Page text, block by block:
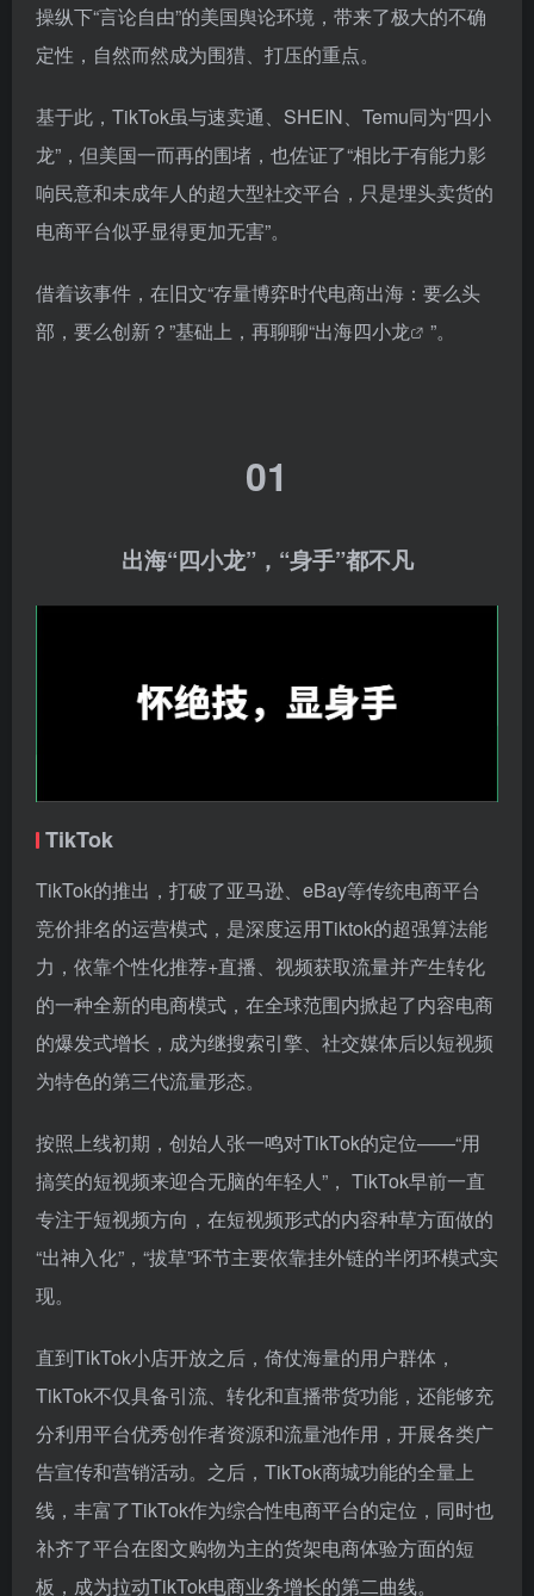
操纵下“言论自由”的美国舆论环境，带来了极大的不确
定性，自然而然成为围猎、打压的重点。
基于此，TikTok虽与速卖通、SHEIN、Temu同为“四小
龙”，但美国一而再的围堵，也佐证了“相比于有能力影
响民意和未成年人的超大型社交平台，只是埋头卖货的
电商平台似乎显得更加无害”。
借着该事件，在旧文“存量博弈时代电商出海：要么头
部，要么创新？”基础上，再聊聊“出海四小龙 ”。
01
出海“四小龙”，“身手”都不凡
TikTok
TikTok的推出，打破了亚马逊、eBay等传统电商平台
竞价排名的运营模式，是深度运用Tiktok的超强算法能
力，依靠个性化推荐+直播、视频获取流量并产生转化
的一种全新的电商模式，在全球范围内掀起了内容电商
的爆发式增长，成为继搜索引擎、社交媒体后以短视频
为特色的第三代流量形态。
按照上线初期，创始人张一鸣对TikTok的定位——“用
搞笑的短视频来迎合无脑的年轻人”， TikTok早前一直
专注于短视频方向，在短视频形式的内容种草方面做的
“出神入化”，“拔草”环节主要依靠挂外链的半闭环模式实
现。
直到TikTok小店开放之后，倚仗海量的用户群体，
TikTok不仅具备引流、转化和直播带货功能，还能够充
分利用平台优秀创作者资源和流量池作用，开展各类广
告宣传和营销活动。之后，TikTok商城功能的全量上
线，丰富了TikTok作为综合性电商平台的定位，同时也
补齐了平台在图文购物为主的货架电商体验方面的短
板，成为拉动TikTok电商业务增长的第二曲线。